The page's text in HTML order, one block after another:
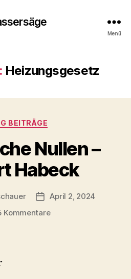
Menü
Heizungsgesetz
Kategorien
BEITRÄGE
Nullen –
Habeck
Beitragsdatum
April 2, 2024
Kommentarezu